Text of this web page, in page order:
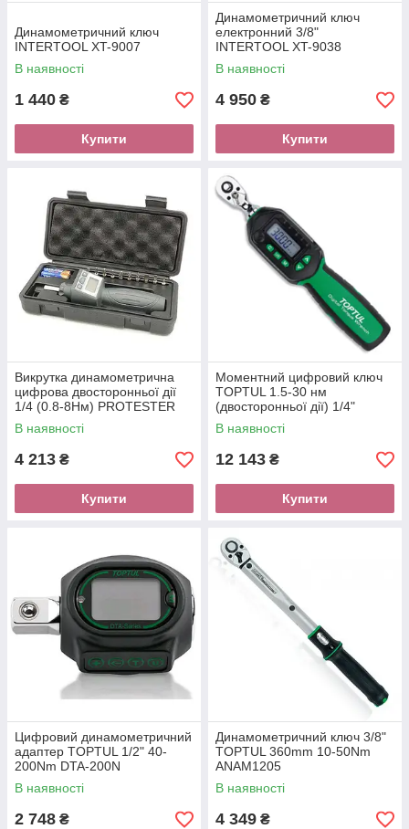
Динамометричний ключ
INTERTOOL XT-9007
В наявності
1 440 ₴
Купити
Динамометричний ключ
електронний 3/8"
INTERTOOL XT-9038
В наявності
4 950 ₴
Купити
Викрутка динамометрична
цифрова двосторонньої дії
1/4 (0.8-8Нм) PROTESTER
ANS-R-8
В наявності
4 213 ₴
Купити
Моментний цифровий ключ
TOPTUL 1.5-30 нм
(двосторонньої дії) 1/4"
укорочений DT-030S2
В наявності
12 143 ₴
Купити
Цифровий динамометричний
адаптер TOPTUL 1/2" 40-
200Nm DTA-200N
В наявності
2 748 ₴
Динамометричний ключ 3/8"
TOPTUL 360mm 10-50Nm
ANAM1205
В наявності
4 349 ₴